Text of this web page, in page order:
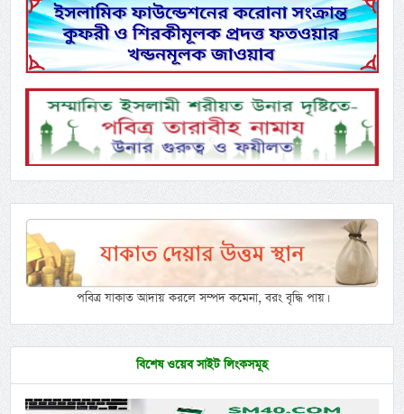
পবিত্র যাকাত আদায় করলে সম্পদ কমেনা, বরং বৃদ্ধি পায়।
বিশেষ ওয়েব সাইট লিংকসমূহ